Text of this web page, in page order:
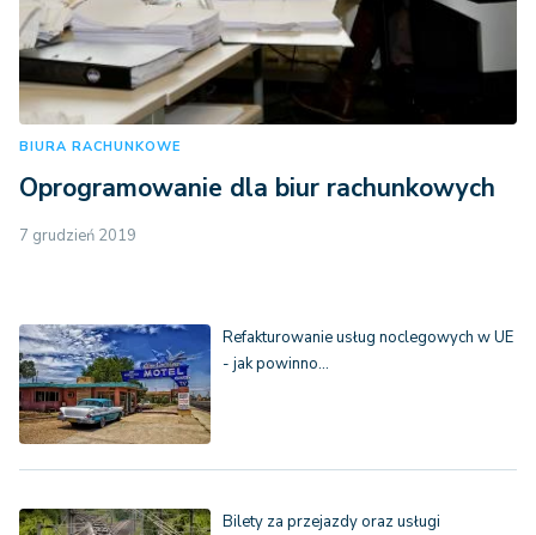
BIURA RACHUNKOWE
Oprogramowanie dla biur rachunkowych
7 grudzień 2019
Refakturowanie usług noclegowych w UE
- jak powinno…
Bilety za przejazdy oraz usługi